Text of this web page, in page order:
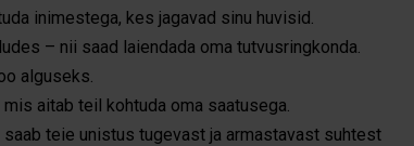
inimestega, kes jagavad sinu huvisid.
– nii saad laiendada oma tutvusringkonda.
alguseks.
aitab teil kohtuda oma saatusega.
teie unistus tugevast ja armastavast suhtest